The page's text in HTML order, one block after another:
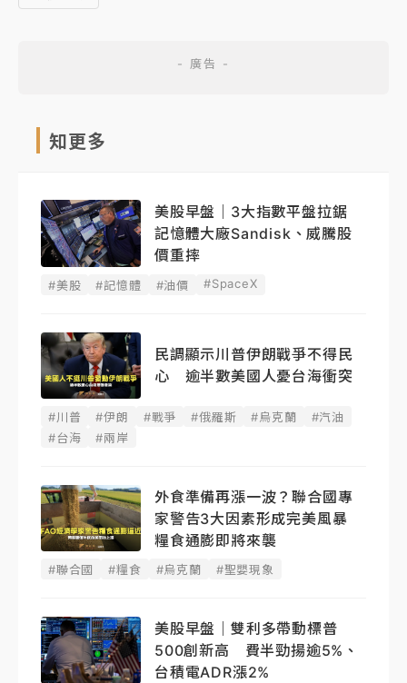
知更多
美股早盤｜3大指數平盤拉鋸
記憶體大廠Sandisk、威騰股
價重摔
#美股 #記憶體 #油價 #SpaceX
民調顯示川普伊朗戰爭不得民
心 逾半數美國人憂台海衝突
#川普 #伊朗 #戰爭 #俄羅斯 #烏克蘭
#汽油
#台海
#兩岸
外食準備再漲一波？聯合國專
家警告3大因素形成完美風暴
糧食通膨即將來襲
#聯合國 #糧食 #烏克蘭 #聖嬰現象
美股早盤｜雙利多帶動標普
500創新高 費半勁揚逾5%、
台積電ADR漲2%